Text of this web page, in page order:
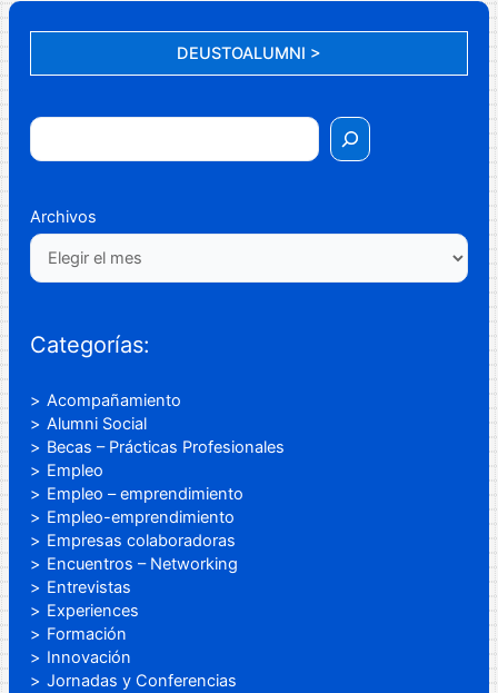
DEUSTOALUMNI >
Archivos
Categorías:
Acompañamiento
Alumni Social
Becas – Prácticas Profesionales
Empleo
Empleo – emprendimiento
Empleo-emprendimiento
Empresas colaboradoras
Encuentros – Networking
Entrevistas
Experiences
Formación
Innovación
Jornadas y Conferencias